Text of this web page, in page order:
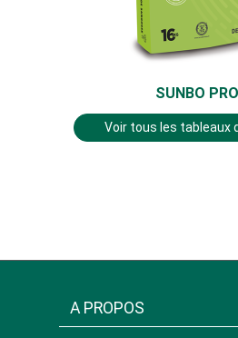
SUNBO
Voir tous les tableaux
A PROPOS